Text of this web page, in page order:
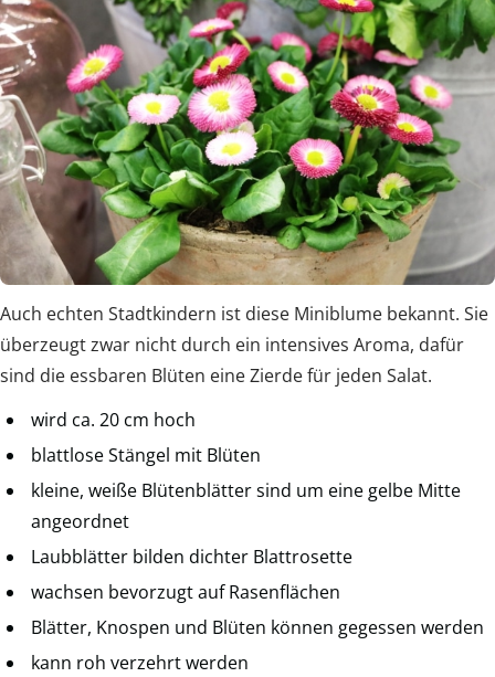
Auch echten Stadtkindern ist diese Miniblume bekannt. Sie
überzeugt zwar nicht durch ein intensives Aroma, dafür
sind die essbaren Blüten eine Zierde für jeden Salat.
wird ca. 20 cm hoch
blattlose Stängel mit Blüten
kleine, weiße Blütenblätter sind um eine gelbe Mitte
angeordnet
Laubblätter bilden dichter Blattrosette
wachsen bevorzugt auf Rasenflächen
Blätter, Knospen und Blüten können gegessen werden
kann roh verzehrt werden